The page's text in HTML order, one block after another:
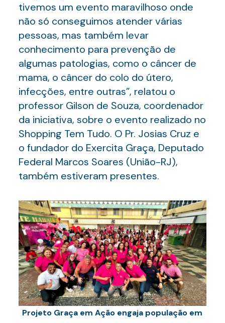
tivemos um evento maravilhoso onde
não só conseguimos atender várias
pessoas, mas também levar
conhecimento para prevenção de
algumas patologias, como o câncer de
mama, o câncer do colo do útero,
infecções, entre outras”, relatou o
professor Gilson de Souza, coordenador
da iniciativa, sobre o evento realizado no
Shopping Tem Tudo. O Pr. Josias Cruz e
o fundador do Exercita Graça, Deputado
Federal Marcos Soares (União-RJ),
também estiveram presentes.
Projeto Graça em Ação engaja população em